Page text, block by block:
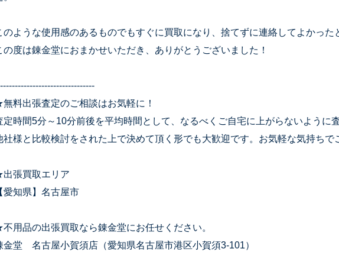
のような使用感のあるものでもすぐに買取になり、捨てずに連絡してよかった
の度は錬金堂におまかせいただき、ありがとうございました！
料出張査定のご相談はお気軽に！
定時間5分～10分前後を平均時間として、なるべくご自宅に上がらないように
社様と比較検討をされた上で決めて頂く形でも大歓迎です。お気軽な気持ちで
張買取エリア
愛知県】名古屋市
用品の出張買取なら錬金堂にお任せください。
金堂 名古屋小賀須店（愛知県名古屋市港区小賀須3-101）